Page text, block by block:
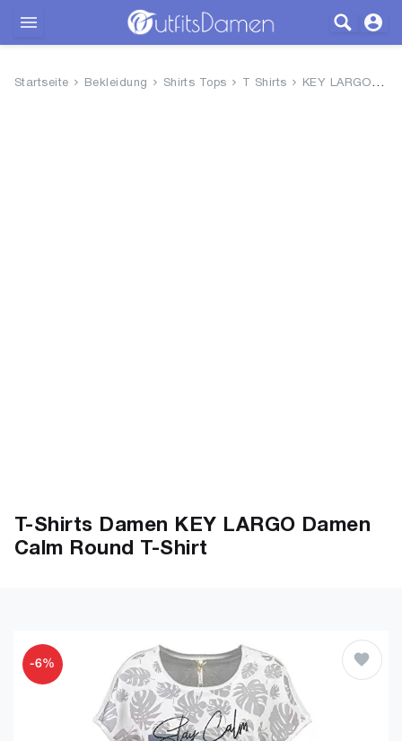
Startseite Bekleidung Shirts Tops T Shirts KEY LARGO Damen Calm Round T-S...
T-Shirts Damen KEY LARGO Damen
Calm Round T-Shirt
-6%